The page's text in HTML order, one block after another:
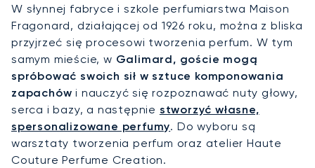
W słynnej fabryce i szkole perfumiarstwa Maison
Fragonard, działającej od 1926 roku, można z bliska
przyjrzeć się procesowi tworzenia perfum. W tym
samym mieście, w Galimard, goście mogą
spróbować swoich sił w sztuce komponowania
zapachów i nauczyć się rozpoznawać nuty głowy,
serca i bazy, a następnie stworzyć własne,
spersonalizowane perfumy. Do wyboru są
warsztaty tworzenia perfum oraz atelier Haute
Couture Perfume Creation.